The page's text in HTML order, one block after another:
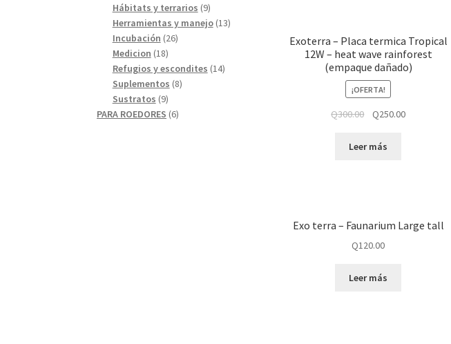
Exoterra – Placa termica Tropical
12W – heat wave rainforest
(empaque dañado)
¡OFERTA!
Q300.00 Q250.00
Leer más
Exo terra – Faunarium Large tall
Q120.00
Leer más
Hábitats y terrarios 99
productos
Herramientas y manejo 1313
Incubación 2626
Medicion 1818
productos
Refugios y escondites 1414
Suplementos 88
Sustratos 99
productos
PARA ROEDORES 66